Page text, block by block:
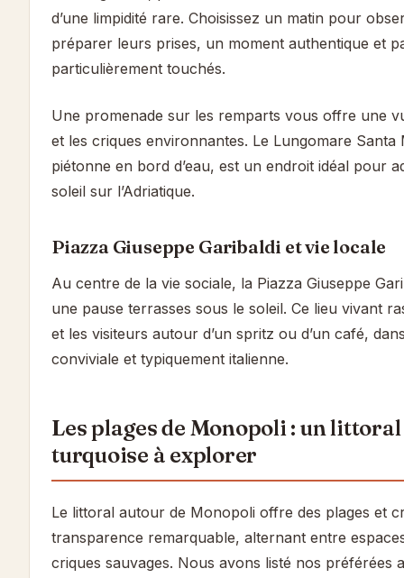
d’une limpidité rare. Choisissez un matin pour
préparer leurs prises, un moment authentique et
particulièrement touchés.
Une promenade sur les remparts vous offre une
et les criques environnantes. Le Lungomare Santa
piétonne en bord d’eau, est un endroit idéal pour
soleil sur l’Adriatique.
Piazza Giuseppe Garibaldi et vie locale
Au centre de la vie sociale, la Piazza Giuseppe
une pause terrasses sous le soleil. Ce lieu vivant
et les visiteurs autour d’un spritz ou d’un café,
conviviale et typiquement italienne.
Les plages de Monopoli : un littoral
turquoise à explorer
Le littoral autour de Monopoli offre des plages et
transparence remarquable, alternant entre
criques sauvages. Nous avons listé nos préférées